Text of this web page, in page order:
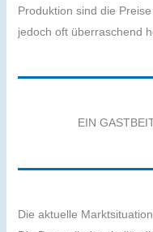
Produktion sind die
jedoch oft überraschend
EIN
Die aktuelle Marktsituation